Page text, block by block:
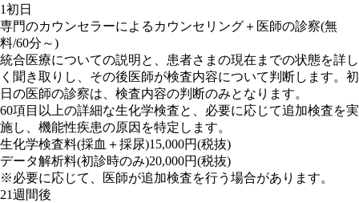
1初日
専門のカウンセラーによるカウンセリング＋医師の診察(無
料/60分～)
統合医療についての説明と、患者さまの現在までの状態を詳し
く聞き取りし、その後医師が検査内容について判断します。初
日の医師の診察は、検査内容の判断のみとなります。
60項目以上の詳細な生化学検査と、必要に応じて追加検査を実
施し、機能性疾患の原因を特定します。
生化学検査料(採血＋採尿)15,000円(税抜)
データ解析料(初診時のみ)20,000円(税抜)
※必要に応じて、医師が追加検査を行う場合があります。
21週間後